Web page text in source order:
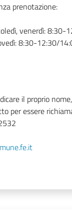
prenotazione:
venerdì: 8:30-
8:30-12:30/
il proprio
per essere